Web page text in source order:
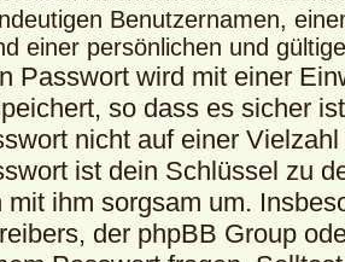
Benutzernamen,
einer persönlichen und
Passwort wird mit einer
so dass es sicher
nicht auf einer
ist dein Schlüssel zu
mit ihm sorgsam um.
der phpBB Group